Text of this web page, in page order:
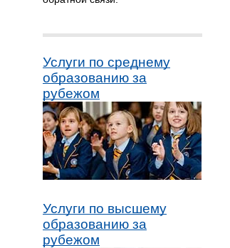
Услуги по среднему
образованию за
рубежом
Услуги по высшему
образованию за
рубежом